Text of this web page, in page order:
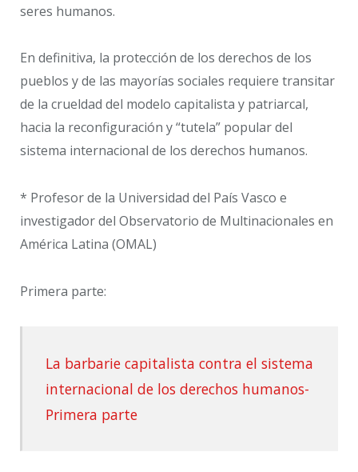
seres humanos.
En definitiva, la protección de los derechos de los
pueblos y de las mayorías sociales requiere transitar
de la crueldad del modelo capitalista y patriarcal,
hacia la reconfiguración y “tutela” popular del
sistema internacional de los derechos humanos.
* Profesor de la Universidad del País Vasco e
investigador del Observatorio de Multinacionales en
América Latina (OMAL)
Primera parte:
La barbarie capitalista contra el sistema
internacional de los derechos humanos-
Primera parte